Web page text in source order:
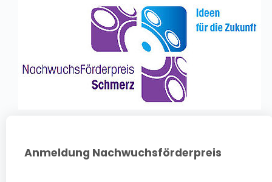
Anmeldung Nachwuchsförderpreis